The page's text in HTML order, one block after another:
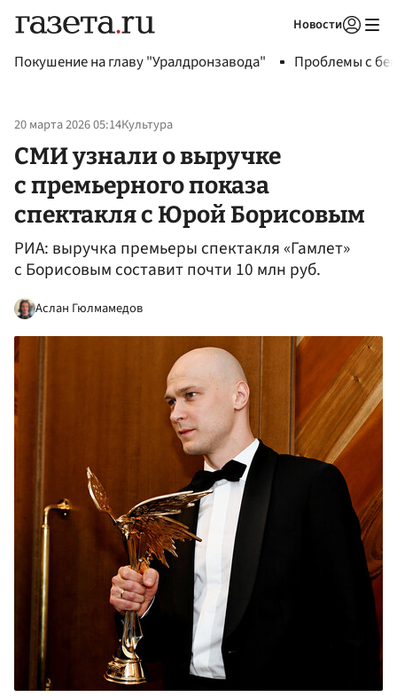
Новости
Покушение на главу "Уралдронзавода" Проблемы с
20 марта 2026 05:14Культура
СМИ узнали о выручке
с премьерного показа
спектакля с Юрой Борисовым
РИА: выручка премьеры спектакля «Гамлет»
с Борисовым составит почти 10 млн руб​.
Аслан Гюлмамедов